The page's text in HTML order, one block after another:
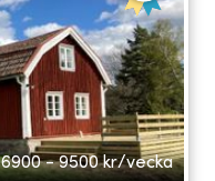
6900 - 9500 kr/vecka